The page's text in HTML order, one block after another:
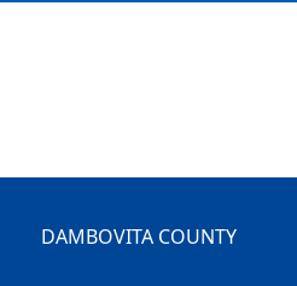
DAMBOVITA COUNTY